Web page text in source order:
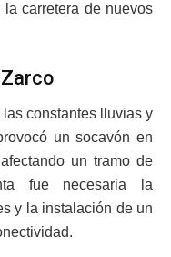
carretera de nuevos
constantes lluvias y
un socavón en
un tramo de
fue necesaria la
y la instalación de un